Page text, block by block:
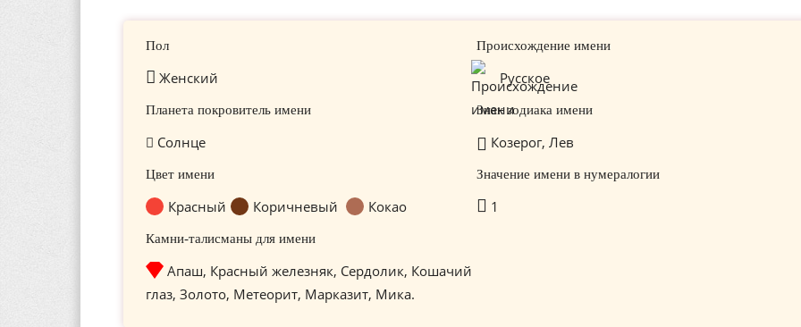
Пол
Женский
Происхождение имени
Русское
Планета покровитель имени
Солнце
Знак зодиака имени
Козерог, Лев
Цвет имени
Красный Коричневый Кокао
Значение имени в нумералогии
1
Камни-талисманы для имени
Апаш, Красный железняк, Сердолик, Кошачий
глаз, Золото, Метеорит, Марказит, Мика.